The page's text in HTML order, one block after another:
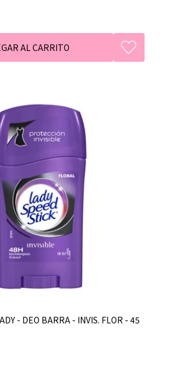
- DEO BARRA - INVIS. FLOR - 45